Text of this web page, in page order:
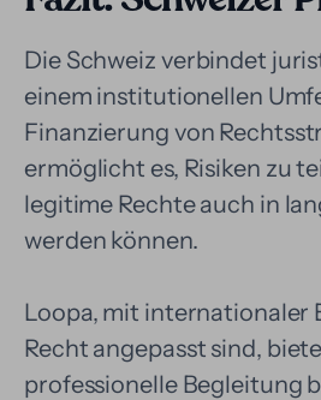
Die Schweiz verbindet
einem institutionellen
Finanzierung von
ermöglicht es, Risiken zu
legitime Rechte auch in
werden können.
Loopa, mit internationaler
Recht angepasst sind,
professionelle Begleitung